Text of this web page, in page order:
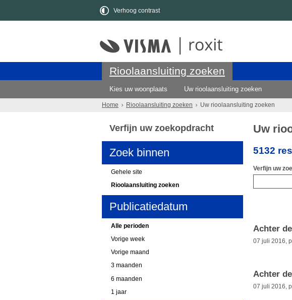
Verhoog contrast
Rioolaansluiting zoeken
Kies uw woonplaats Uw rioolaansluiting zoeken
Home Rioolaansluiting zoeken Uw rioolaansluiting zoeken
Uw
5132
Verfijn uw
Achter
07 juli 2016,
Achter
07 juli 2016,
Verfijn uw zoekopdracht
Zoek binnen
Gehele site
Rioolaansluiting zoeken
Publicatiedatum
Alle perioden
Vorige week
Vorige maand
3 maanden
6 maanden
1 jaar